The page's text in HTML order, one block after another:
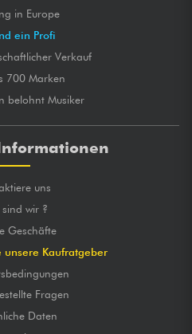
in Europe
ein Profi
Verkauf
700 Marken
belohnt Musiker
uns
sind wir ?
Geschäfte
unsere Kaufratgeber
Fragen
Daten